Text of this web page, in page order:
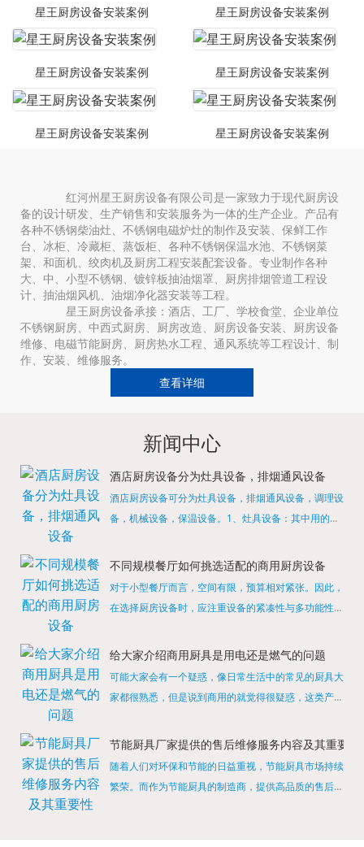
星王厨房设备安装案例 星王厨房设备安装案例
星王厨房设备安装案例 星王厨房设备安装案例
星王厨房设备安装案例 星王厨房设备安装案例
红河州星王厨房设备有限公司是一家致力于现代厨房设
备的设计研发、生产销售和安装服务为一体的生产企业。产品有
各种不锈钢柴油灶、不锈钢电磁炉灶的制作及安装、保鲜工作
台、冰柜、冷藏柜、蒸饭柜、各种不锈钢保温水池、不锈钢菜
架、和面机、绞肉机及厨房工程安装配套设备。专业制作各种
大、中、小型不锈钢、镀锌板抽油烟罩、厨房排烟管道工程设
计、抽油烟风机、油烟净化器安装等工程。
星王厨房设备承接：酒店、工厂、学校食堂、企业单位
不锈钢厨房、中西式厨房、厨房改造、厨房设备安装、厨房设备
维修、电磁节能厨房、厨房热水工程、通风系统等工程设计、制
作、安装、维修服务。
查看详细
新闻中心
酒店厨房设备分为灶具设备，排烟通风设备
酒店厨房设备可分为灶具设备，排烟通风设备，调理设
备，机械设备，保温设备。1、灶具设备：其中用的较
缺少的，经过相关检测证明的合格设备才能进行使用，
不同规模餐厅如何挑选适配的商用厨房设备
对于小型餐厅而言，空间有限，预算相对紧张。因此，
在选择厨房设备时，应注重设备的紧凑性与多功能性。
烹饪设备，既能节省空间，又能满足多样化的烹饪需
给大家介绍商用厨具是用电还是燃气的问题
可能大家会有一个疑惑，像日常生活中的常见的厨具大
家都很熟悉，但是说到商用的就觉得很疑惑，这类产品
店用的就是商用的吗?还真别说，真被大家猜对了，这
节能厨具厂家提供的售后维修服务内容及其重要性
随着人们对环保和节能的日益重视，节能厨具市场持续
繁荣。而作为节能厨具的制造商，提供高品质的售后维